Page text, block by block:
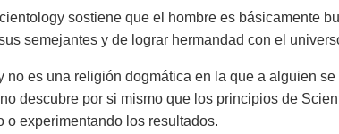
sostiene que el hombre es básicamente
semejantes y de lograr hermandad con el
no es una religión dogmática en la que a alguien
descubre por si mismo que los principios de
o experimentando los resultados.